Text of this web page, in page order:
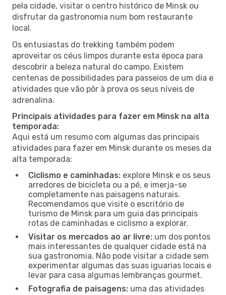
pela cidade, visitar o centro histórico de Minsk ou
disfrutar da gastronomia num bom restaurante
local.
Os entusiastas do trekking também podem
aproveitar os céus limpos durante esta época para
descobrir a beleza natural do campo. Existem
centenas de possibilidades para passeios de um dia e
atividades que vão pôr à prova os seus níveis de
adrenalina.
Principais atividades para fazer em Minsk na alta
temporada:
Aqui está um resumo com algumas das principais
atividades para fazer em Minsk durante os meses da
alta temporada:
Ciclismo e caminhadas: explore Minsk e os seus
arredores de bicicleta ou a pé, e imerja-se
completamente nas paisagens naturais.
Recomendamos que visite o escritório de
turismo de Minsk para um guia das principais
rotas de caminhadas e ciclismo a explorar.
Visitar os mercados ao ar livre: um dos pontos
mais interessantes de qualquer cidade está na
sua gastronomia. Não pode visitar a cidade sem
experimentar algumas das suas iguarias locais e
levar para casa algumas lembranças gourmet.
Fotografia de paisagens: uma das atividades